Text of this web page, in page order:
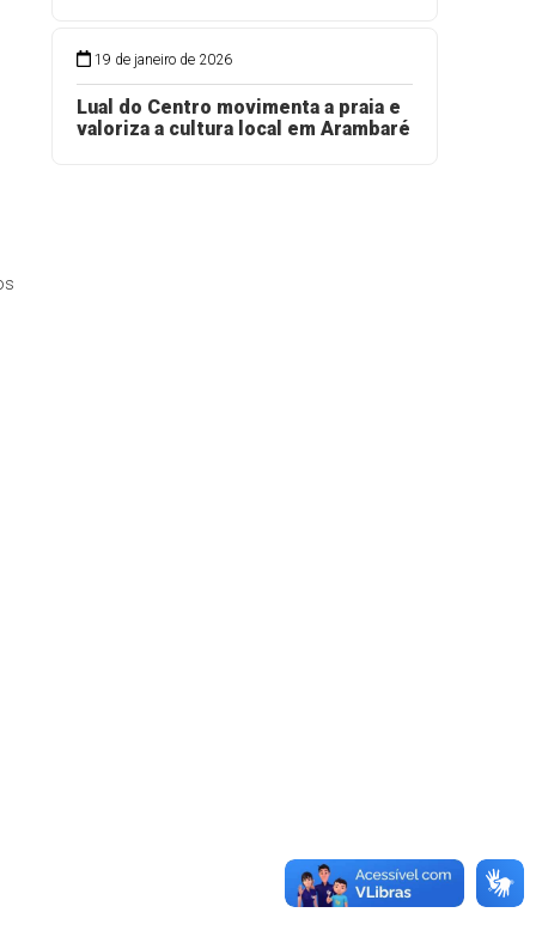
19 de janeiro de 2026
Lual do Centro movimenta a praia e
valoriza a cultura local em Arambaré